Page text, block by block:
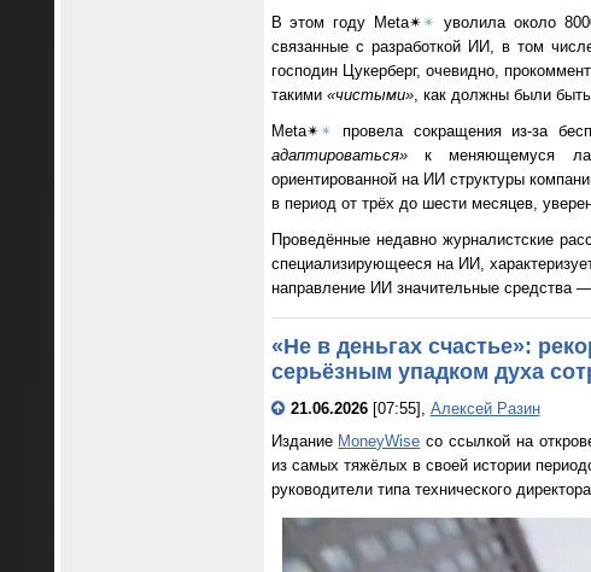
В этом году Meta✴✴ уволила около
связанные с разработкой ИИ, в том
господин Цукерберг, очевидно,
такими «чистыми», как должны были
Meta✴✴ провела сокращения из-за
адаптироваться»к меняющемуся
ориентированной на ИИ структуры
в период от трёх до шести месяцев,
Проведённые недавно журналистские
специализирующееся на ИИ,
направление ИИ значительные средства
«Не в деньгах счастье»:
серьёзным упадком духа
21.06.2026[07:55], Алексей Разин
Издание MoneyWise со ссылкой на
из самых тяжёлых в своей истории
руководители типа технического